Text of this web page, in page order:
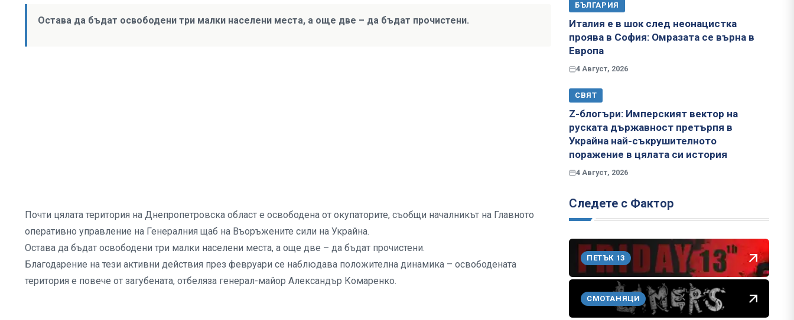
Остава да бъдат освободени три малки населени места, а още две – да бъдат прочистени.
Почти цялата територия на Днепропетровска област е освободена от окупаторите, съобщи началникът на Главното
оперативно управление на Генералния щаб на Въоръжените сили на Украйна.
Остава да бъдат освободени три малки населени места, а още две – да бъдат прочистени.
Благодарение на тези активни действия през февруари се наблюдава положителна динамика – освободената
територия е повече от загубената, отбеляза генерал-майор Александър Комаренко.
БЪЛГАРИЯ
Италия е в шок след неонацистка
проява в София: Омразата се върна в
Европа
4 Август, 2026
СВЯТ
Z-блогъри: Имперският вектор на
руската държавност претърпя в
Украйна най-съкрушителното
поражение в цялата си история
4 Август, 2026
Следете с Фактор
ПЕТЪК 13
СМОТАНЯЦИ